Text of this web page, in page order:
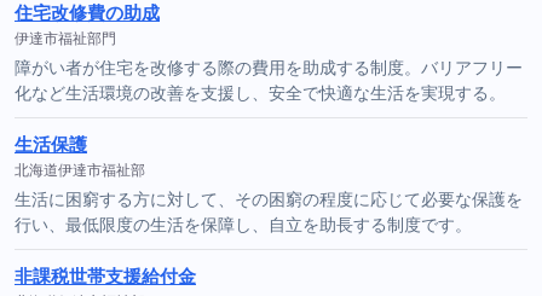
住宅改修費の助成
伊達市福祉部門
障がい者が住宅を改修する際の費用を助成する制度。バリアフリー
化など生活環境の改善を支援し、安全で快適な生活を実現する。
生活保護
北海道伊達市福祉部
生活に困窮する方に対して、その困窮の程度に応じて必要な保護を
行い、最低限度の生活を保障し、自立を助長する制度です。
非課税世帯支援給付金